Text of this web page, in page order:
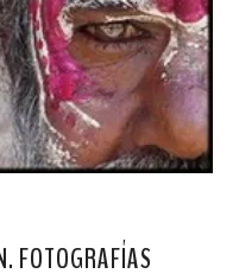
FOTOGRAFÍAS